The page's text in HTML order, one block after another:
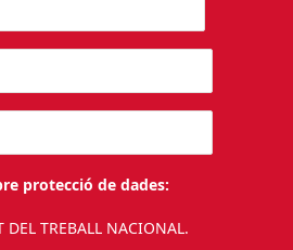
protecció de dades:
DEL TREBALL NACIONAL.